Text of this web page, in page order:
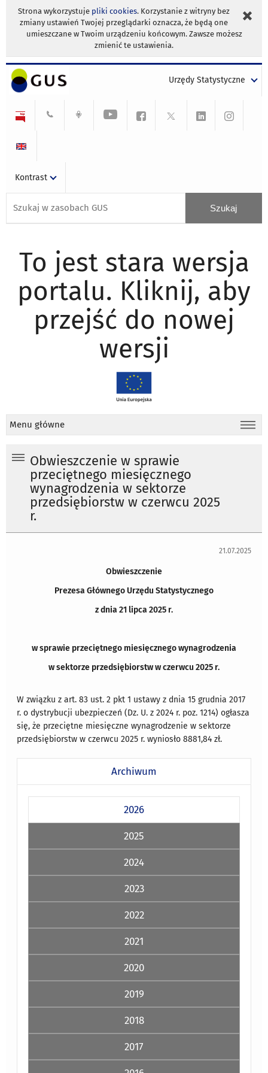
Strona wykorzystuje pliki cookies. Korzystanie z witryny bez
zmiany ustawień Twojej przeglądarki oznacza, że będą one
umieszczane w Twoim urządzeniu końcowym. Zawsze możesz
zmienić te ustawienia.
Urzędy Statystyczne
Kontrast
To jest stara wersja
portalu. Kliknij, aby
przejść do nowej
wersji
Menu główne
Obwieszczenie w sprawie
przeciętnego miesięcznego
wynagrodzenia w sektorze
przedsiębiorstw w czerwcu 2025
r.
21.07.2025
Obwieszczenie
Prezesa Głównego Urzędu Statystycznego
z dnia 21 lipca 2025 r.
w sprawie przeciętnego miesięcznego wynagrodzenia
w sektorze przedsiębiorstw w czerwcu 2025 r.
W związku z art. 83 ust. 2 pkt 1 ustawy z dnia 15 grudnia 2017
r. o dystrybucji ubezpieczeń (Dz. U. z 2024 r. poz. 1214) ogłasza
się, że przeciętne miesięczne wynagrodzenie w sektorze
przedsiębiorstw w czerwcu 2025 r. wyniosło 8881,84 zł.
Archiwum
2026
2025
2024
2023
2022
2021
2020
2019
2018
2017